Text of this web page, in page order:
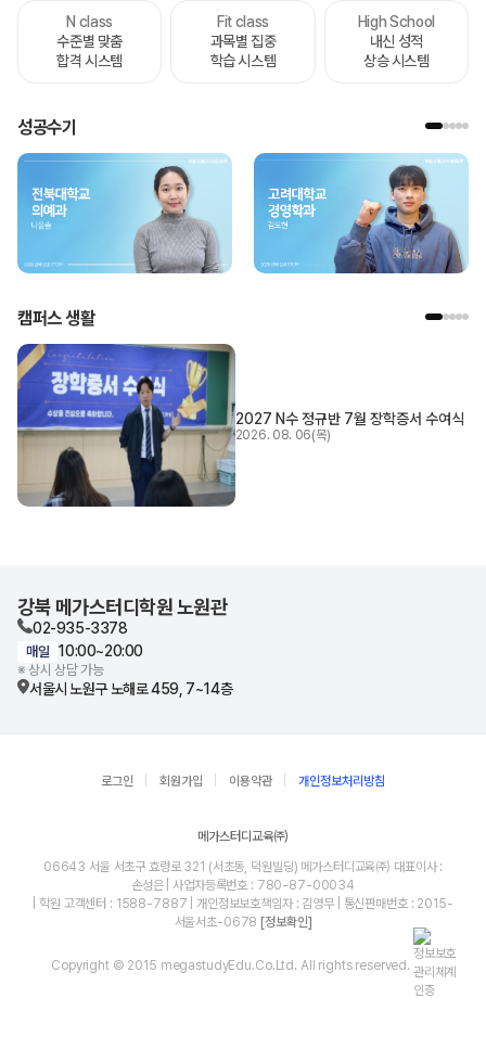
N class
수준별 맞춤
합격 시스템
Fit class
과목별 집중
학습 시스템
High School
내신 성적
상승 시스템
성공수기
캠퍼스 생활
2027 N수 정규반 7월 장학증서 수여식
2026. 08. 06(목)
강북 메가스터디학원 노원관
02-935-3378
매일 10:00~20:00
※ 상시 상담 가능
서울시 노원구 노해로 459, 7~14층
로그인 회원가입 이용약관 개인정보처리방침
메가스터디교육㈜
06643 서울 서초구 효령로 321 (서초동, 덕원빌딩) 메가스터디교육㈜ 대표이사 :
손성은 | 사업자등록번호 : 780-87-00034
| 학원 고객센터 : 1588-7887 | 개인정보보호책임자 : 김영무 | 통신판매번호 : 2015-
서울서초-0678 [정보확인]
Copyright © 2015 megastudyEdu.Co.Ltd. All rights reserved.